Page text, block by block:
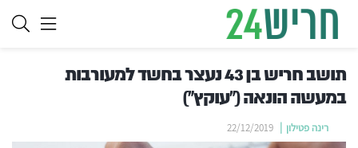
תושב חריש בן 43 נעצר בחשד למעורבות
במעשה הונאה ("עוקץ")
רינה פטילון 22/12/2019